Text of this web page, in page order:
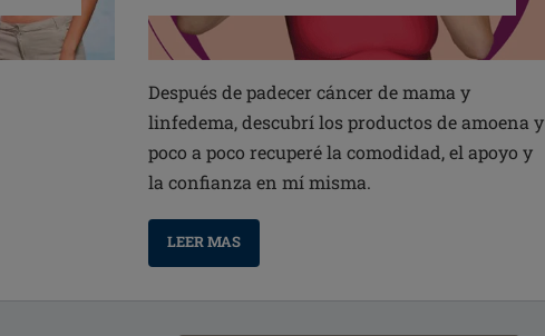
Después de padecer cáncer de mama y
linfedema, descubrí los productos de amoena y
poco a poco recuperé la comodidad, el apoyo y
la confianza en mí misma.
LEER MAS